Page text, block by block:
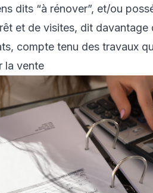
dits “à rénover”, et/ou
et de visites, dit
compte tenu des travaux
la vente